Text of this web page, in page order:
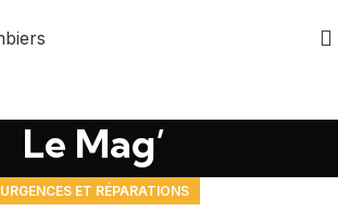
Le Mag’
URGENCES ET RÉPARATIONS